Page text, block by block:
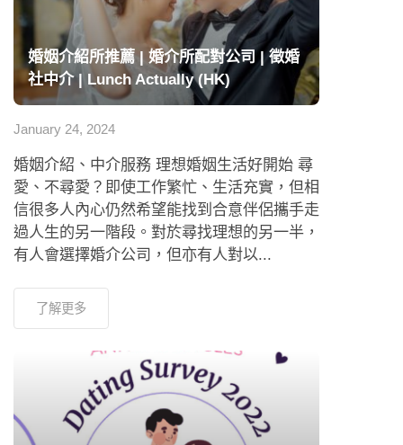
婚姻介紹所推薦 | 婚介所配對公司 | 徵婚
社中介 | Lunch Actually (HK)
January 24, 2024
婚姻介紹、中介服務 理想婚姻生活好開始 尋
愛、不尋愛？即使工作繁忙、生活充實，但相
信很多人內心仍然希望能找到合意伴侶攜手走
過人生的另一階段。對於尋找理想的另一半，
有人會選擇婚介公司，但亦有人對以...
了解更多